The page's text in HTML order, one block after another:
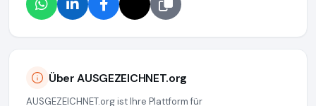
Über AUSGEZEICHNET.org
AUSGEZEICHNET.org ist Ihre Plattform für